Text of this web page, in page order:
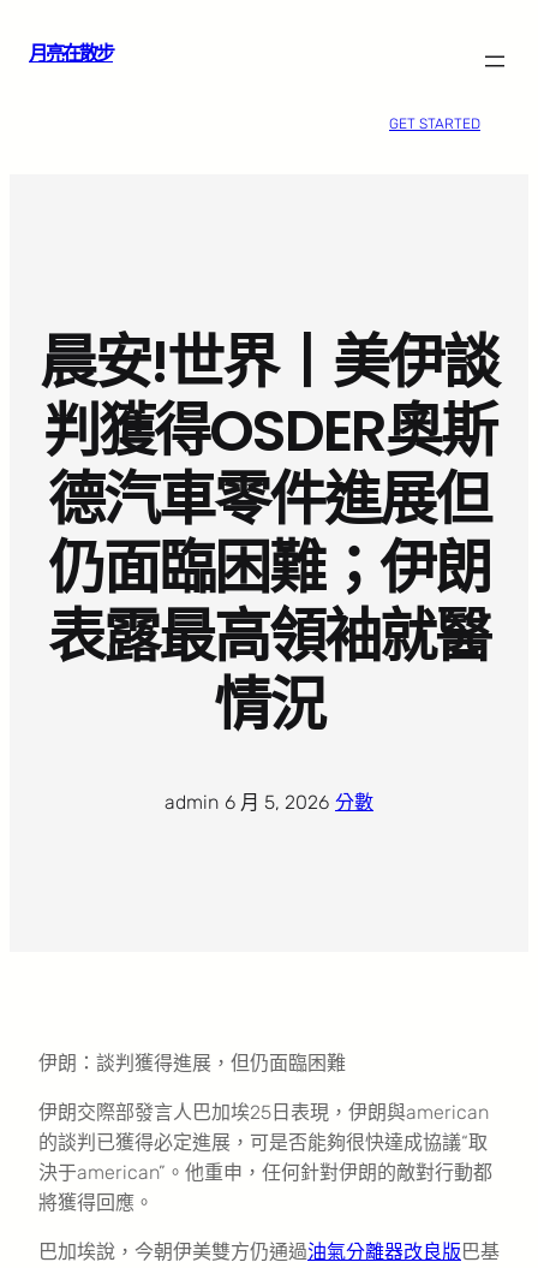
月亮在散步
GET STARTED
晨安!世界丨美伊談
判獲得OSDER奧斯
德汽車零件進展但
仍面臨困難；伊朗
表露最高領袖就醫
情況
admin 6 月 5, 2026 分數
伊朗：談判獲得進展，但仍面臨困難
伊朗交際部發言人巴加埃25日表現，伊朗與american
的談判已獲得必定進展，可是否能夠很快達成協議“取
決于american”。他重申，任何針對伊朗的敵對行動都
將獲得回應。
巴加埃說，今朝伊美雙方仍通過油氣分離器改良版 巴基